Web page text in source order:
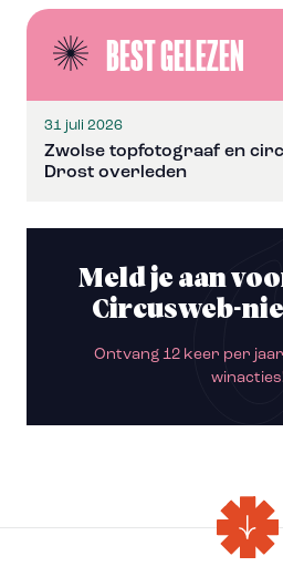
BEST GELEZEN
31 juli 2026
Zwolse topfotograaf en
Drost overleden
Meld je aan
Circusweb-
Ontvang 12 keer per
winacties!